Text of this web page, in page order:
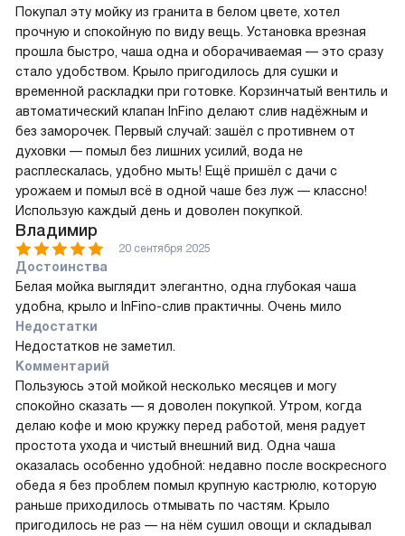
Покупал эту мойку из гранита в белом цвете, хотел
прочную и спокойную по виду вещь. Установка врезная
прошла быстро, чаша одна и оборачиваемая — это сразу
стало удобством. Крыло пригодилось для сушки и
временной раскладки при готовке. Корзинчатый вентиль и
автоматический клапан InFino делают слив надёжным и
без заморочек. Первый случай: зашёл с противнем от
духовки — помыл без лишних усилий, вода не
расплескалась, удобно мыть! Ещё пришёл с дачи с
урожаем и помыл всё в одной чаше без луж — классно!
Использую каждый день и доволен покупкой.
Владимир
20 сентября 2025
Достоинства
Белая мойка выглядит элегантно, одна глубокая чаша
удобна, крыло и InFino-слив практичны. Очень мило
Недостатки
Недостатков не заметил.
Комментарий
Пользуюсь этой мойкой несколько месяцев и могу
спокойно сказать — я доволен покупкой. Утром, когда
делаю кофе и мою кружку перед работой, меня радует
простота ухода и чистый внешний вид. Одна чаша
оказалась особенно удобной: недавно после воскресного
обеда я без проблем помыл крупную кастрюлю, которую
раньше приходилось отмывать по частям. Крыло
пригодилось не раз — на нём сушил овощи и складывал